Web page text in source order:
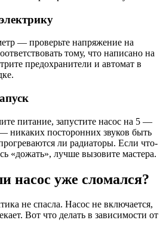
— проверьте напряжение на
тому, что написано на
предохранители и автомат в
питание, запустите насос на 5 —
никаких посторонних звуков быть
ли радиаторы. Если что-
«дожать», лучше вызовите мастера.
насос уже сломался?
не спасла. Насос не включается,
Вот что делать в зависимости от